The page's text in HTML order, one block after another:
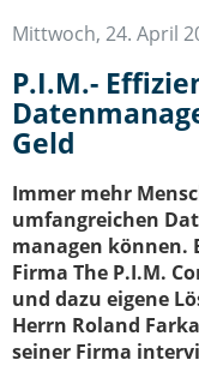
Start-Up Augsburg
Mittwoch, 24. April
P.I.M.-
Geld
Immer mehr
umfangreichen
managen können.
Firma The P.I.M.
und dazu eigene
Herrn Roland
seiner Firma